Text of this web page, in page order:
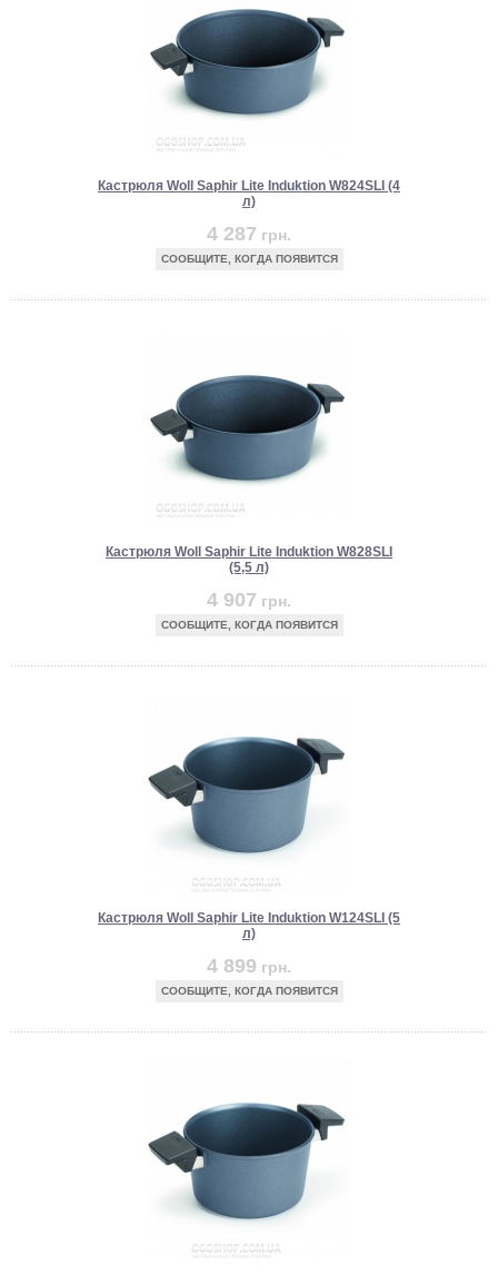
Кастрюля Woll Saphir Lite Induktion W824SLI (4
л)
4 287 грн.
СООБЩИТЕ, КОГДА ПОЯВИТСЯ
Кастрюля Woll Saphir Lite Induktion W828SLI
(5,5 л)
4 907 грн.
СООБЩИТЕ, КОГДА ПОЯВИТСЯ
Кастрюля Woll Saphir Lite Induktion W124SLI (5
л)
4 899 грн.
СООБЩИТЕ, КОГДА ПОЯВИТСЯ